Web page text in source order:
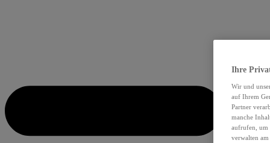
Ihre
Wir und
auf Ihrem
Partner
manche
aufrufen, um
verwalten